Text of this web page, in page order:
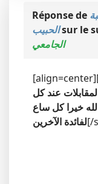
Réponse de
الحبيبsur le
الجامعي
عند كل
خيرا كل ساع
لفائدة الآخرين[/